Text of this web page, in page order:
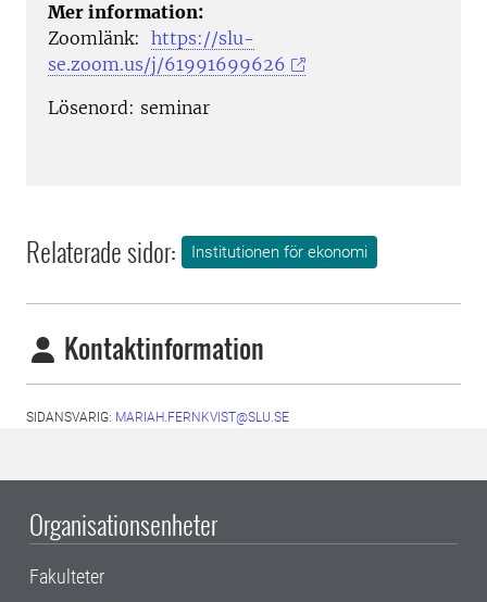
Mer information:
Zoomlänk: https://slu-
se.zoom.us/j/61991699626
Lösenord: seminar
Relaterade sidor: Institutionen för ekonomi
Kontaktinformation
SIDANSVARIG: MARIAH.FERNKVIST@SLU.SE
Organisationsenheter
Fakulteter